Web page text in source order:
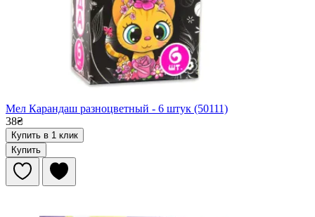
Мел Карандаш разноцветный - 6 штук (50111)
38₴
Купить в 1 клик
Купить